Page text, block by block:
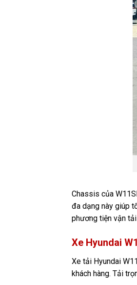
Chassis của
đa dạng này giúp
phương tiện vận
Xe Hyundai
Xe tải Hyundai
khách hàng. Tải